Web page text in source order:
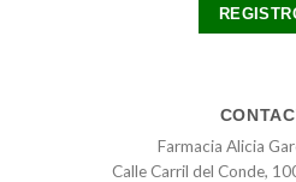
Farmacia Alicia
Calle Carril del Conde,